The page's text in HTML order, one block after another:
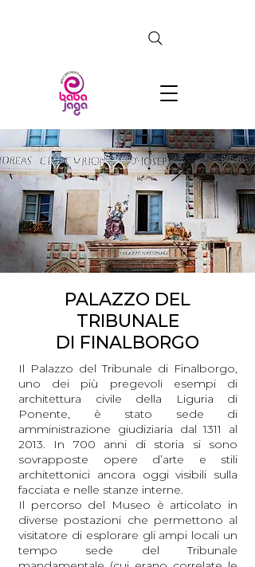
PALAZZO DEL
TRIBUNALE
DI FINALBORGO
Il Palazzo del Tribunale di Finalborgo,
uno dei più pregevoli esempi di
architettura civile della Liguria di
Ponente, è stato sede di
amministrazione giudiziaria dal 1311 al
2013. In 700 anni di storia si sono
sovrapposte opere d’arte e stili
architettonici ancora oggi visibili sulla
facciata e nelle stanze interne.
Il percorso del Museo è articolato in
diverse postazioni che permettono al
visitatore di esplorare gli ampi locali un
tempo sede del Tribunale